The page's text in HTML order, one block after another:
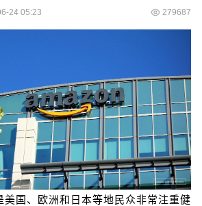
24 05:23 279687
美国、欧洲和日本等地民众非常注重健